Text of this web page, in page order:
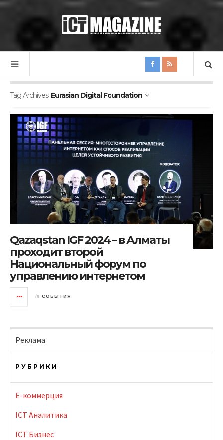
Tag Archives: Eurasian Digital Foundation
Qazaqstan IGF 2024 – в Алматы
проходит второй
Национальный форум по
управлению интернетом
in СОБЫТИЯ
Реклама
РУБРИКИ
E-коммерция
ICT Аналитика
ICT Бизнес